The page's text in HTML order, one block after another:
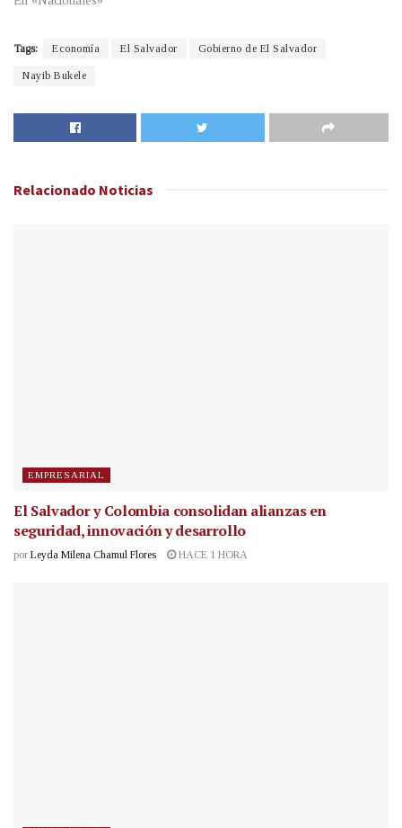
Tags: Economía El Salvador Gobierno de El Salvador
Nayib Bukele
Relacionado Noticias
EMPRESARIAL
El Salvador y Colombia consolidan alianzas en
seguridad, innovación y desarrollo
por Leyda Milena Chamul Flores HACE 1 HORA